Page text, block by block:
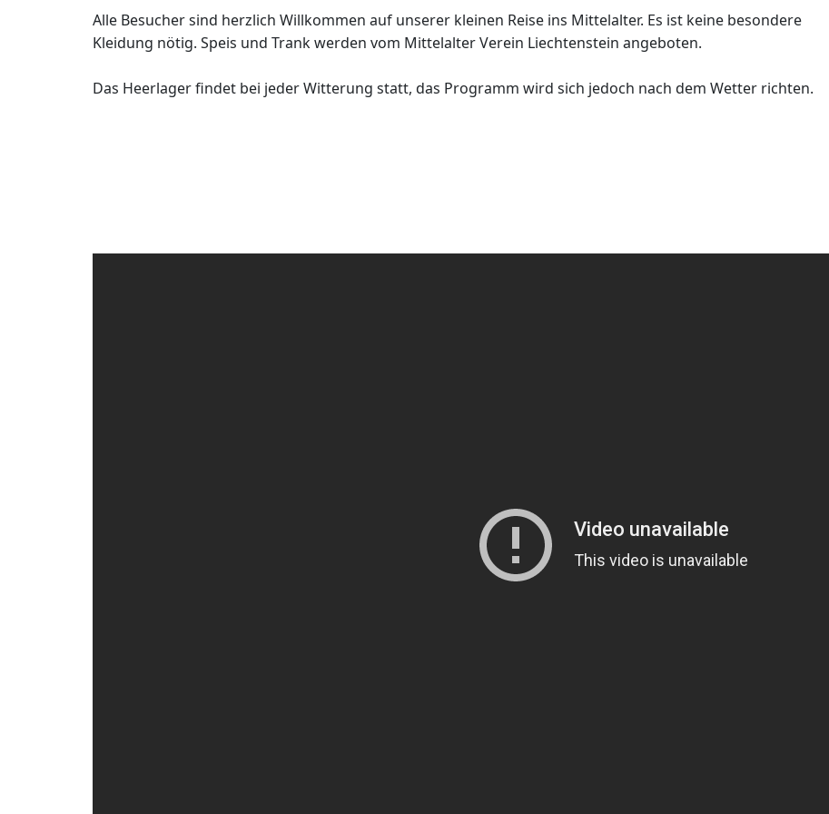
Alle Besucher sind herzlich Willkommen auf unserer kleinen Reise ins Mittelalter. Es ist keine besondere
Kleidung nötig. Speis und Trank werden vom Mittelalter Verein Liechtenstein angeboten.
Das Heerlager findet bei jeder Witterung statt, das Programm wird sich jedoch nach dem Wetter richten.